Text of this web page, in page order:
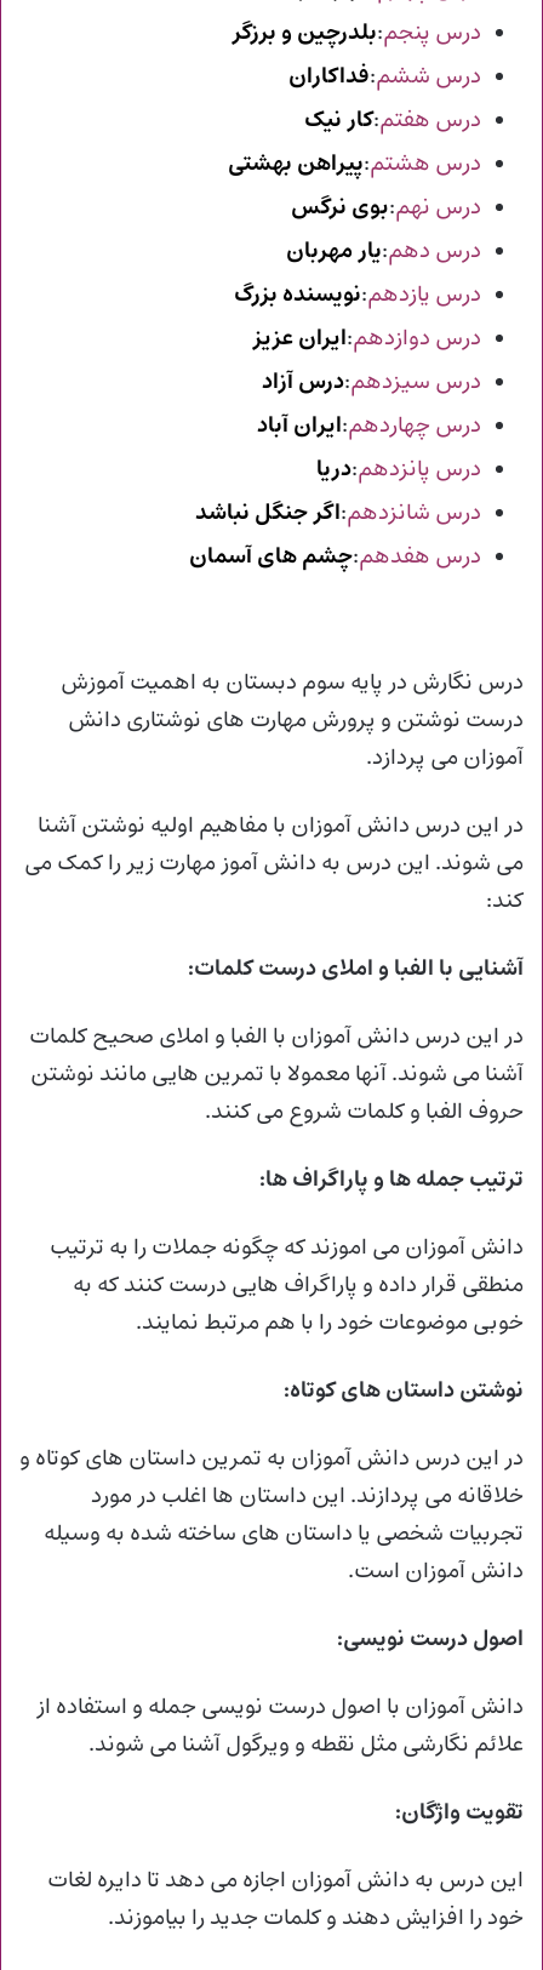
درس پنجم:بلدرچین و برزگر
درس ششم:فداکاران
درس هفتم:کار نیک
درس هشتم:پیراهن بهشتی
درس نهم:بوی نرگس
درس دهم:یار مهربان
درس یازدهم:نویسنده بزرگ
درس دوازدهم:ایران عزیز
درس سیزدهم:درس آزاد
درس چهاردهم:ایران آباد
درس پانزدهم:دریا
درس شانزدهم:اگر جنگل نباشد
درس هفدهم:چشم های آسمان
درس نگارش در پایه سوم دبستان به اهمیت آموزش
درست نوشتن و پرورش مهارت های نوشتاری دانش
آموزان می پردازد.
در این درس دانش آموزان با مفاهیم اولیه نوشتن آشنا
می شوند. این درس به دانش آموز مهارت زیر را کمک می
کند:
آشنایی با الفبا و املای درست کلمات:
در این درس دانش آموزان با الفبا و املای صحیح کلمات
آشنا می شوند.آنها معمولا با تمرین هایی مانند نوشتن
حروف الفبا و کلمات شروع می کنند.
ترتیب جمله ها و پاراگراف ها:
دانش آموزان می اموزند که چگونه جملات را به ترتیب
منطقی قرار داده و پاراگراف هایی درست کنند که به
خوبی موضوعات خود را با هم مرتبط نمایند.
نوشتن داستان های کوتاه:
در این درس دانش آموزان به تمرین داستان های کوتاه و
خلاقانه می پردازند. این داستان ها اغلب در مورد
تجربیات شخصی یا داستان های ساخته شده به وسیله
دانش آموزان است.
اصول درست نویسی:
دانش آموزان با اصول درست نویسی جمله و استفاده از
علائم نگارشی مثل نقطه و ویرگول آشنا می شوند.
تقویت واژگان:
این درس به دانش آموزان اجازه می دهد تا دایره لغات
خود را افزایش دهند و کلمات جدید را بیاموزند.